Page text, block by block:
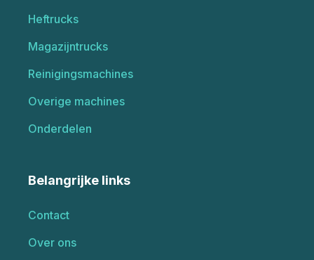
Heftrucks
Magazijntrucks
Reinigingsmachines
Overige machines
Onderdelen
Belangrijke links
Contact
Over ons